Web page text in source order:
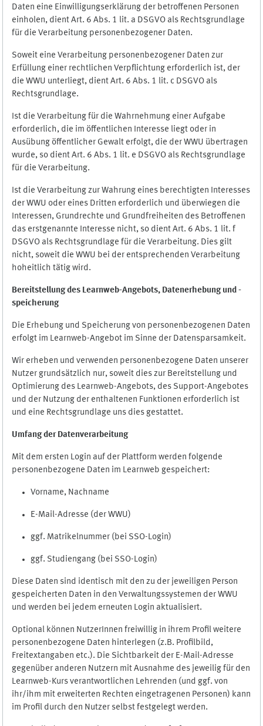
Daten eine Einwilligungserklärung der betroffenen Personen
einholen, dient Art. 6 Abs. 1 lit. a DSGVO als Rechtsgrundlage
für die Verarbeitung personenbezogener Daten.
Soweit eine Verarbeitung personenbezogener Daten zur
Erfüllung einer rechtlichen Verpflichtung erforderlich ist, der
die WWU unterliegt, dient Art. 6 Abs. 1 lit. c DSGVO als
Rechtsgrundlage.
Ist die Verarbeitung für die Wahrnehmung einer Aufgabe
erforderlich, die im öffentlichen Interesse liegt oder in
Ausübung öffentlicher Gewalt erfolgt, die der WWU übertragen
wurde, so dient Art. 6 Abs. 1 lit. e DSGVO als Rechtsgrundlage
für die Verarbeitung.
Ist die Verarbeitung zur Wahrung eines berechtigten Interesses
der WWU oder eines Dritten erforderlich und überwiegen die
Interessen, Grundrechte und Grundfreiheiten des Betroffenen
das erstgenannte Interesse nicht, so dient Art. 6 Abs. 1 lit. f
DSGVO als Rechtsgrundlage für die Verarbeitung. Dies gilt
nicht, soweit die WWU bei der entsprechenden Verarbeitung
hoheitlich tätig wird.
Bereitstellung des Learnweb-Angebots, Datenerhebung und -
speicherung
Die Erhebung und Speicherung von personenbezogenen Daten
erfolgt im Learnweb-Angebot im Sinne der Datensparsamkeit.
Wir erheben und verwenden personenbezogene Daten unserer
Nutzer grundsätzlich nur, soweit dies zur Bereitstellung und
Optimierung des Learnweb-Angebots, des Support-Angebotes
und der Nutzung der enthaltenen Funktionen erforderlich ist
und eine Rechtsgrundlage uns dies gestattet.
Umfang der Datenverarbeitung
Mit dem ersten Login auf der Plattform werden folgende
personenbezogene Daten im Learnweb gespeichert:
Vorname, Nachname
E-Mail-Adresse (der WWU)
ggf. Matrikelnummer (bei SSO-Login)
ggf. Studiengang (bei SSO-Login)
Diese Daten sind identisch mit den zu der jeweiligen Person
gespeicherten Daten in den Verwaltungssystemen der WWU
und werden bei jedem erneuten Login aktualisiert.
Optional können NutzerInnen freiwillig in ihrem Profil weitere
personenbezogene Daten hinterlegen (z.B. Profilbild,
Freitextangaben etc.). Die Sichtbarkeit der E-Mail-Adresse
gegenüber anderen Nutzern mit Ausnahme des jeweilig für den
Learnweb-Kurs verantwortlichen Lehrenden (und ggf. von
ihr/ihm mit erweiterten Rechten eingetragenen Personen) kann
im Profil durch den Nutzer selbst festgelegt werden.